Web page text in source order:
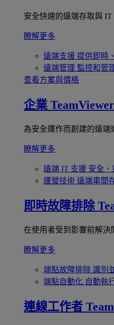
安全快速的遠端存取與 IT
瞭解更多
遠端支援 提供即時
遠端管理 監控和管
查看方案與價格
企業
為安全運作而創建的遠端
瞭解更多
遠端 IT 支援 安全
運營技術 遠端車間
即時故障排除
在使用者受到影響前解決
瞭解更多
端點故障排除 識別
端點自動化 自動執
連線工作者